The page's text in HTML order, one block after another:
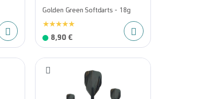
Golden Green Softdarts - 18g
8,90 €